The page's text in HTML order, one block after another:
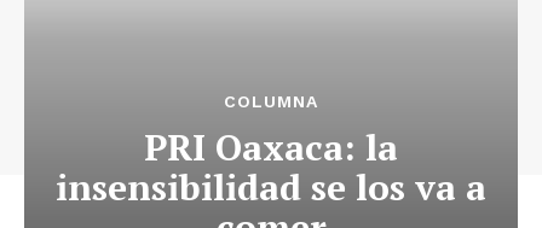
COLUMNA
PRI Oaxaca: la
insensibilidad se los va a